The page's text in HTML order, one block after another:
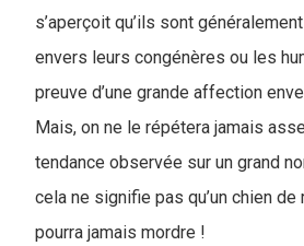
s’aperçoit qu’ils sont
envers leurs congénères ou les
preuve d’une grande affection
Mais, on ne le répétera jamais
tendance observée sur un grand
cela ne signifie pas qu’un chien de
pourra jamais mordre !